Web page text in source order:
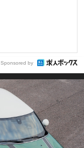
Sponsored by